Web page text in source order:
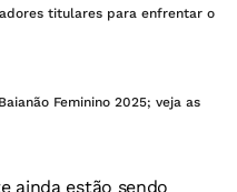
titulares para enfrentar o
Feminino 2025; veja as
ainda estão sendo